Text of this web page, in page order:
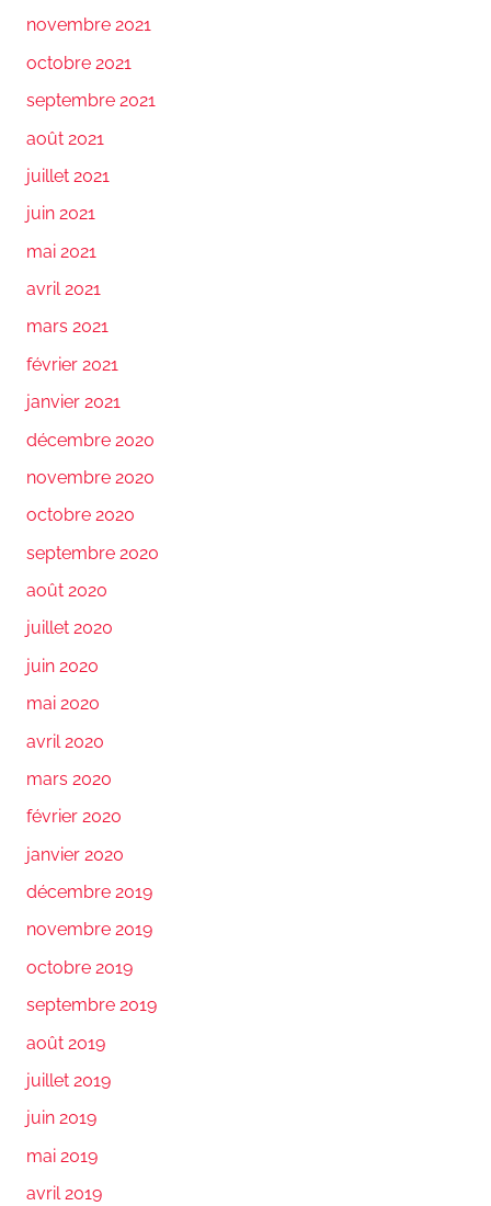
novembre 2021
octobre 2021
septembre 2021
août 2021
juillet 2021
juin 2021
mai 2021
avril 2021
mars 2021
février 2021
janvier 2021
décembre 2020
novembre 2020
octobre 2020
septembre 2020
août 2020
juillet 2020
juin 2020
mai 2020
avril 2020
mars 2020
février 2020
janvier 2020
décembre 2019
novembre 2019
octobre 2019
septembre 2019
août 2019
juillet 2019
juin 2019
mai 2019
avril 2019